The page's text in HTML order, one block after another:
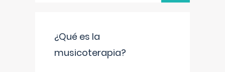
¿Qué es la
musicoterapia?